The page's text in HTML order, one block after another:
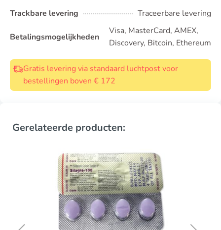
Trackbare levering Traceerbare levering
Betalingsmogelijkheden
Visa, MasterCard, AMEX,
Discovery, Bitcoin, Ethereum
Gratis levering via standaard luchtpost voor
bestellingen boven € 172
Gerelateerde producten: